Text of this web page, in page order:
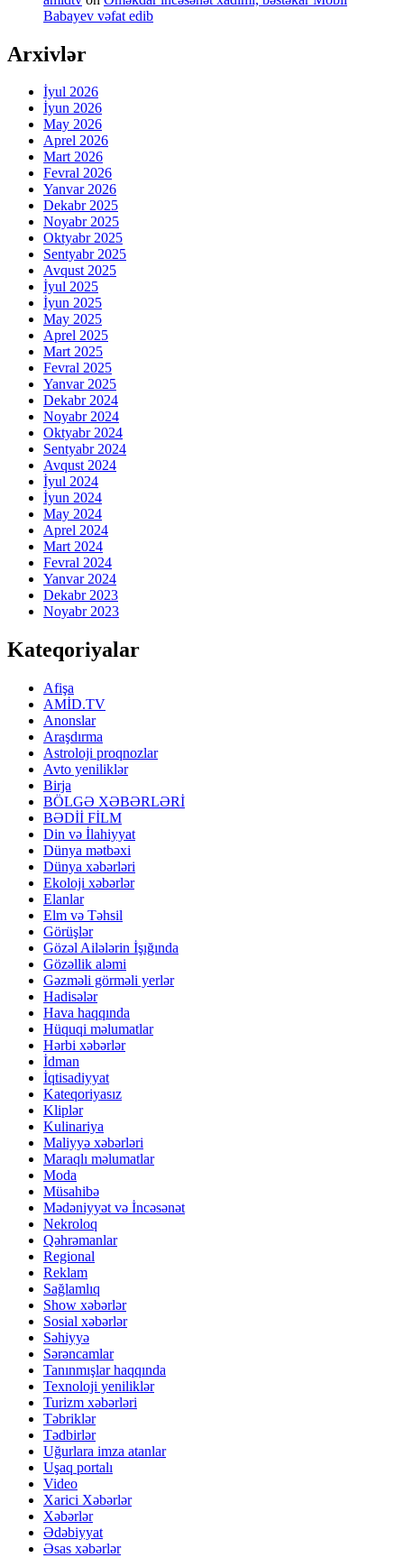
Babayev vəfat edib
Arxivlər
İyul 2026
İyun 2026
May 2026
Aprel 2026
Mart 2026
Fevral 2026
Yanvar 2026
Dekabr 2025
Noyabr 2025
Oktyabr 2025
Sentyabr 2025
Avqust 2025
İyul 2025
İyun 2025
May 2025
Aprel 2025
Mart 2025
Fevral 2025
Yanvar 2025
Dekabr 2024
Noyabr 2024
Oktyabr 2024
Sentyabr 2024
Avqust 2024
İyul 2024
İyun 2024
May 2024
Aprel 2024
Mart 2024
Fevral 2024
Yanvar 2024
Dekabr 2023
Noyabr 2023
Kateqoriyalar
Afişa
AMİD.TV
Anonslar
Araşdırma
Astroloji proqnozlar
Avto yeniliklər
Birja
BÖLGƏ XƏBƏRLƏRİ
BƏDİİ FİLM
Din və İlahiyyat
Dünya mətbəxi
Dünya xəbərləri
Ekoloji xəbərlər
Elanlar
Elm və Təhsil
Görüşlər
Gözəl Ailələrin İşığında
Gözəllik aləmi
Gəzməli görməli yerlər
Hadisələr
Hava haqqında
Hüquqi məlumatlar
Hərbi xəbərlər
İdman
İqtisadiyyat
Kateqoriyasız
Kliplər
Kulinariya
Maliyyə xəbərləri
Maraqlı məlumatlar
Moda
Müsahibə
Mədəniyyət və İncəsənət
Nekroloq
Qəhrəmanlar
Regional
Reklam
Sağlamlıq
Show xəbərlər
Sosial xəbərlər
Səhiyyə
Sərəncamlar
Tanınmışlar haqqında
Texnoloji yeniliklər
Turizm xəbərləri
Təbriklər
Tədbirlər
Uğurlara imza atanlar
Uşaq portalı
Video
Xarici Xəbərlər
Xəbərlər
Ədəbiyyat
Əsas xəbərlər